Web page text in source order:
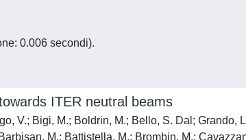
0.006 secondi).
ITER neutral beams
V.; Bigi, M.; Boldrin, M.; Bello, S. Dal;
M.; Battistella, M.; Brombin, M.;